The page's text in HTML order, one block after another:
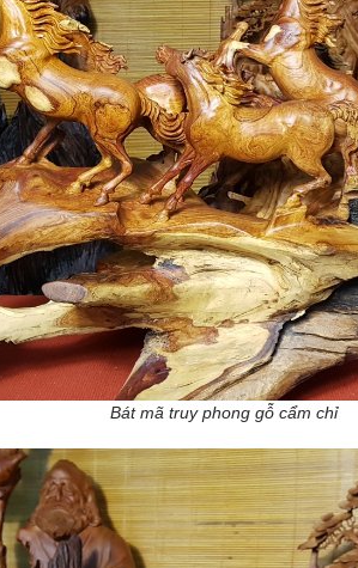
Bát mã truy phong gỗ cẩm chỉ